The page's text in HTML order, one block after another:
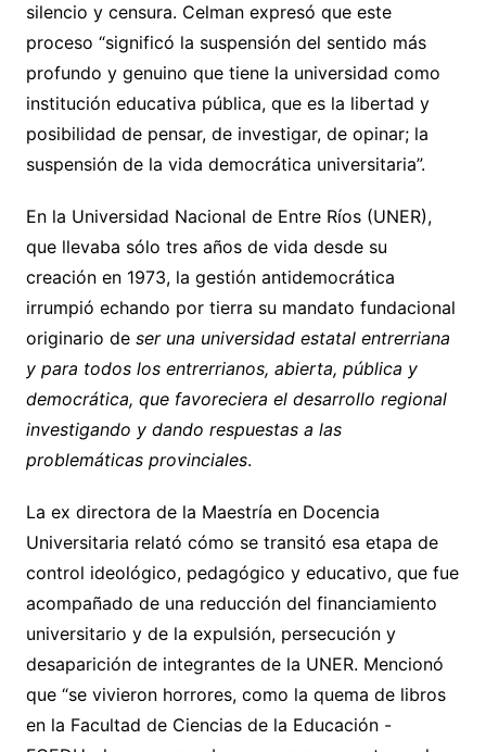
silencio y censura. Celman expresó que este
proceso “significó la suspensión del sentido más
profundo y genuino que tiene la universidad como
institución educativa pública, que es la libertad y
posibilidad de pensar, de investigar, de opinar; la
suspensión de la vida democrática universitaria”.
En la Universidad Nacional de Entre Ríos (UNER),
que llevaba sólo tres años de vida desde su
creación en 1973, la gestión antidemocrática
irrumpió echando por tierra su mandato fundacional
originario de ser una universidad estatal entrerriana
y para todos los entrerrianos, abierta, pública y
democrática, que favoreciera el desarrollo regional
investigando y dando respuestas a las
problemáticas provinciales.
La ex directora de la Maestría en Docencia
Universitaria relató cómo se transitó esa etapa de
control ideológico, pedagógico y educativo, que fue
acompañado de una reducción del financiamiento
universitario y de la expulsión, persecución y
desaparición de integrantes de la UNER. Mencionó
que “se vivieron horrores, como la quema de libros
en la Facultad de Ciencias de la Educación -